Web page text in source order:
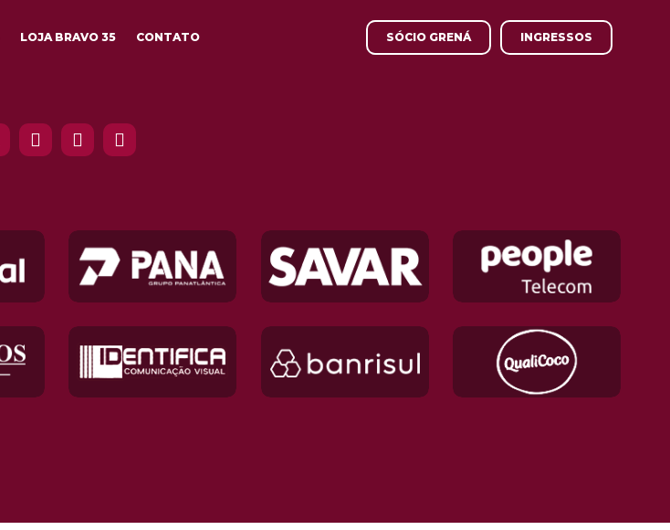
LOJA BRAVO 35 CONTATO SÓCIO GRENÁ INGRESSOS